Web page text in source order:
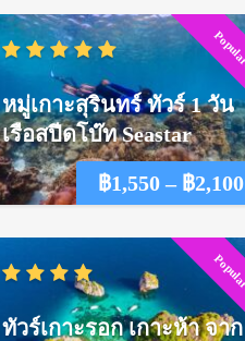
฿1,550 – ฿2,100
หมู่เกาะสุรินทร์ ทัวร์ 1 วัน
เรือสปีดโบ๊ท Seastar
ทัวร์เกาะรอก เกาะห้า จาก